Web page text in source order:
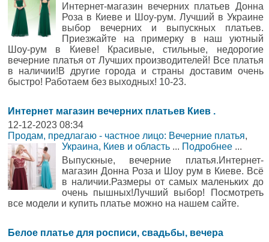
Интернет-магазин вечерних платьев Донна
Роза в Киеве и Шоу-рум. Лучший в Украине
выбор вечерних и выпускных платьев.
Приезжайте на примерку в наш уютный
Шоу-рум в Киеве! Красивые, стильные, недорогие
вечерние платья от Лучших производителей! Все платья
в наличии!В другие города и страны доставим очень
быстро! Работаем без выходных! 10-23.
Интернет магазин вечерних платьев Киев .
12-12-2023 08:34
Продам, предлагаю - частное лицо: Вечерние платья,
Украина, Киев и область ... Подробнее ...
Выпускные, вечерние платья.Интернет-
магазин Донна Роза и Шоу рум в Киеве. Всё
в наличии.Размеры от самых маленьких до
очень пышных!Лучший выбор! Посмотреть
все модели и купить платье можно на нашем сайте.
Белое платье для росписи, свадьбы, вечера